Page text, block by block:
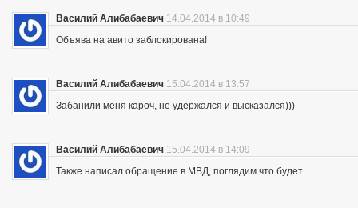
Василий Алибабаевич 14.04.2014 в 10:49
Объява на авито заблокирована!
Василий Алибабаевич 15.04.2014 в 13:57
Забанили меня кароч, не удержался и высказался)))
Василий Алибабаевич 15.04.2014 в 14:09
Также написал обращение в МВД, поглядим что будет